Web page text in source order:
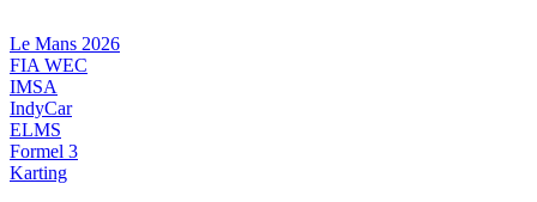
til
indhold
Le Mans 2026
FIA WEC
IMSA
IndyCar
ELMS
Formel 3
Karting